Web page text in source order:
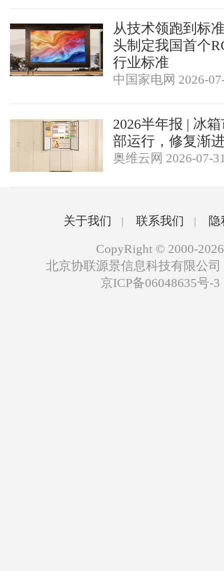
从技术领跑到标
头制定我国首个
行业标准
中国家电网 2026-
2026半年报 | 冰
部运行，修复渐
奥维云网 2026-07-
关于我们 联系我们
CopyRight © 2000-2026
北京协联源景信息科技有限公
京ICP备06048635号-3